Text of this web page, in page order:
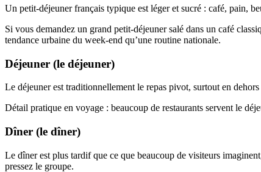
Un petit-déjeuner français typique est léger et sucré : café, pain,
Si vous demandez un grand petit-déjeuner salé dans un café
tendance urbaine du week-end qu’une routine nationale.
Déjeuner (le déjeuner)
Le déjeuner est traditionnellement le repas pivot, surtout en
Détail pratique en voyage : beaucoup de restaurants servent le
Dîner (le dîner)
Le dîner est plus tardif que ce que beaucoup de visiteurs
pressez le groupe.